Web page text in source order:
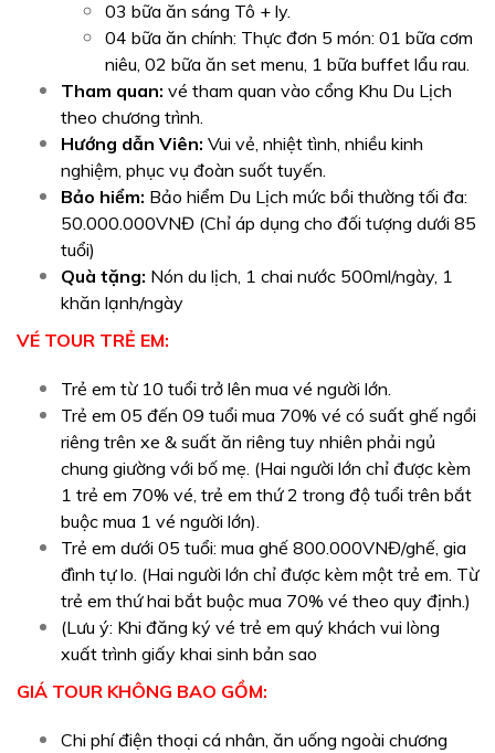
03 bữa ăn sáng Tô + ly.
04 bữa ăn chính: Thực đơn 5 món: 01 bữa cơm
niêu, 02 bữa ăn set menu, 1 bữa buffet lẩu rau.
Tham quan: vé tham quan vào cổng Khu Du Lịch
theo chương trình.
Hướng dẫn Viên: Vui vẻ, nhiệt tình, nhiều kinh
nghiệm, phục vụ đoàn suốt tuyến.
Bảo hiểm: Bảo hiểm Du Lịch mức bồi thường tối đa:
50.000.000VNĐ (Chỉ áp dụng cho đối tượng dưới 85
tuổi)
Quà tặng: Nón du lịch, 1 chai nước 500ml/ngày, 1
khăn lạnh/ngày
VÉ TOUR TRẺ EM:
Trẻ em từ 10 tuổi trở lên mua vé người lớn.
Trẻ em 05 đến 09 tuổi mua 70% vé có suất ghế ngồi
riêng trên xe & suất ăn riêng tuy nhiên phải ngủ
chung giường với bố mẹ. (Hai người lớn chỉ được kèm
1 trẻ em 70% vé, trẻ em thứ 2 trong độ tuổi trên bắt
buộc mua 1 vé người lớn).
Trẻ em dưới 05 tuổi: mua ghế 800.000VNĐ/ghế, gia
đình tự lo. (Hai người lớn chỉ được kèm một trẻ em. Từ
trẻ em thứ hai bắt buộc mua 70% vé theo quy định.)
(Lưu ý: Khi đăng ký vé trẻ em quý khách vui lòng
xuất trình giấy khai sinh bản sao
GIÁ TOUR KHÔNG BAO GỒM:
Chi phí điện thoại cá nhân, ăn uống ngoài chương